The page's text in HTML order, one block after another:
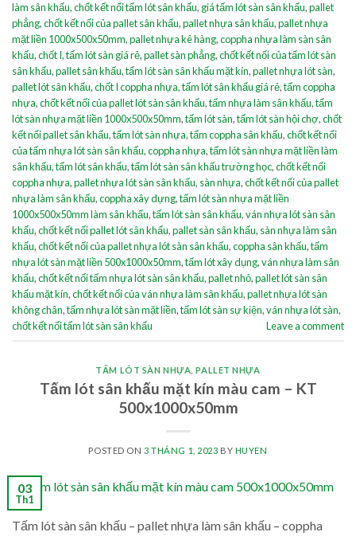
làm sân khấu,chốt kết nối tấm lót sân khấu, giá tấm lót sàn sân khấu,pallet
phẳng,chốt kết nối của pallet sân khấu,pallet nhựa sân khấu,pallet nhựa
mặt liền 1000x500x50mm,pallet nhựa kê hàng,coppha nhựa làm sàn sân
khấu,chốt I,tấm lót sàn giá rẻ,pallet sàn phẳng,chốt kết nối của tấm lót sàn
sân khấu,pallet sân khấu,tấm lót sàn sân khấu mặt kín,pallet nhựa lót sàn,
pallet lót sân khấu,chốt I coppha nhựa,tấm lót sân khấu giá rẻ,tấm coppha
nhựa,chốt kết nối của pallet lót sàn sân khấu,tấm nhựa làm sân khấu,tấm
lót sàn nhựa mặt liền 1000x500x50mm,tấm lót sàn,tấm lót sàn hội chợ,chốt
kết nối pallet sân khấu,tấm lót sàn nhựa,tấm coppha sân khấu,chốt kết nối
của tấm nhựa lót sàn sân khấu,coppha nhựa,tấm lót sàn nhựa mặt liền làm
sân khấu,tấm lót sân khấu,tấm lót sàn sân khấu trường học,chốt kết nối
coppha nhựa,pallet nhựa lót sàn sân khấu, sàn nhựa,chốt kết nối của pallet
nhựa làm sân khấu,coppha xây dựng,tấm lót sàn nhựa mặt liền
1000x500x50mm làm sân khấu,tấm lót sàn sân khấu,ván nhựa lót sàn sân
khấu,chốt kết nối pallet lót sân khấu,pallet sàn sân khấu, sàn nhựa làm sân
khấu,chốt kết nối của pallet nhựa lót sàn sân khấu,coppha sân khấu,tấm
nhựa lót sàn mặt liền 500x1000x50mm,tấm lót xây dụng,ván nhựa làm sân
khấu,chốt kết nối tấm nhựa lót sàn sân khấu,pallet nhỏ,pallet lót sàn sân
khấu mặt kín,chốt kết nối của ván nhựa làm sân khấu,pallet nhựa lót sàn
không chân,tấm nhựa lót sàn mặt liền,tấm lót sàn sự kiện,ván nhựa lót sàn,
chốt kết nối tấm lót sàn sân khấu
Leave a comment
TẤM LÓT SÀN NHỰA ,PALLET NHỰA
Tấm lót sân khấu mặt kín màu cam – KT
500x1000x50mm
POSTED ON3 THÁNG 1, 2023 BY HUYEN
03
Th1
Tấm lót sàn sân khấu – pallet nhựa làm sân khấu – coppha